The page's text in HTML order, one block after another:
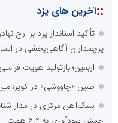
::آخرین های یزد
تأکید استاندار یزد بر ارج
پرچمداران آگاهی‌بخشی در
اربعین؛ بازتولید هویت
طنین «چاووشی» در کویر؛